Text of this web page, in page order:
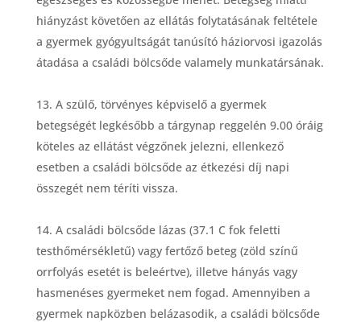
hiányzást követően az ellátás folytatásának feltétele
a gyermek gyógyultságát tanúsító háziorvosi igazolás
átadása a családi bölcsőde valamely munkatársának.
A szülő, törvényes képviselő a gyermek
betegségét legkésőbb a tárgynap reggelén 9.00 óráig
köteles az ellátást végzőnek jelezni, ellenkező
esetben a családi bölcsőde az étkezési díj napi
összegét nem téríti vissza.
A családi bölcsőde lázas (37.1 C fok feletti
testhőmérsékletű) vagy fertőző beteg (zöld színű
orrfolyás esetét is beleértve), illetve hányás vagy
hasmenéses gyermeket nem fogad. Amennyiben a
gyermek napközben belázasodik, a családi bölcsőde